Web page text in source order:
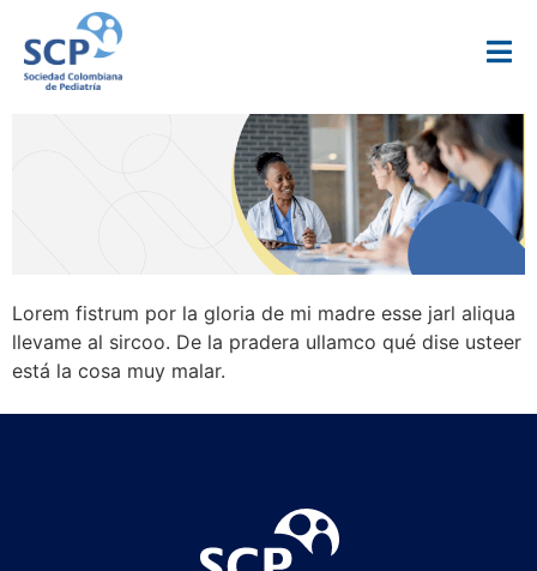
Lorem fistrum por la gloria de mi madre esse jarl aliqua
llevame al sircoo. De la pradera ullamco qué dise usteer
está la cosa muy malar.